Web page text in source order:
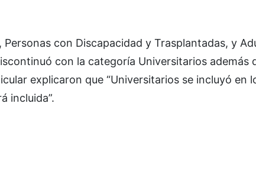
con Discapacidad y Trasplantadas, y
con la categoría Universitarios además
explicaron que “Universitarios se incluyó en
incluida”.